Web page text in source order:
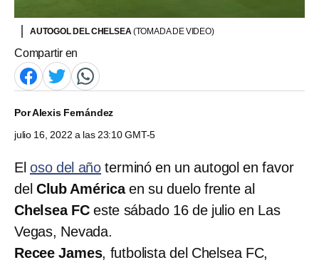
AUTOGOL DEL CHELSEA(TOMADA DE VIDEO)
Compartir en
PorAlexis Fernández
julio 16, 2022 a las 23:10 GMT-5
El oso del año terminó en un autogol en favor
del Club Américaen su duelo frente al
Chelsea FCeste sábado 16 de julio en Las
Vegas, Nevada.
Recee James, futbolista del Chelsea FC,